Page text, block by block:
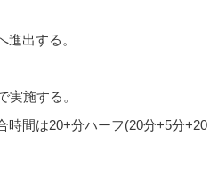
出する。
実施する。
時間は20+分ハーフ(20分+5分+20